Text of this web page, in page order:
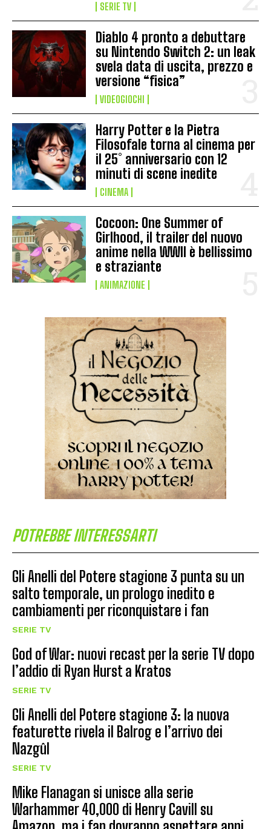
SERIE TV
Diablo 4 pronto a debuttare
su Nintendo Switch 2: un leak
svela data di uscita, prezzo e
versione “fisica”
VIDEOGIOCHI
Harry Potter e la Pietra
Filosofale torna al cinema per
il 25° anniversario con 12
minuti di scene inedite
CINEMA
Cocoon: One Summer of
Girlhood, il trailer del nuovo
anime nella WWII è bellissimo
e straziante
ANIMAZIONE
POTREBBE INTERESSARTI
Gli Anelli del Potere stagione 3 punta su un
salto temporale, un prologo inedito e
cambiamenti per riconquistare i fan
SERIE TV
God of War: nuovi recast per la serie TV dopo
l’addio di Ryan Hurst a Kratos
SERIE TV
Gli Anelli del Potere stagione 3: la nuova
featurette rivela il Balrog e l’arrivo dei
Nazgûl
SERIE TV
Mike Flanagan si unisce alla serie
Warhammer 40,000 di Henry Cavill su